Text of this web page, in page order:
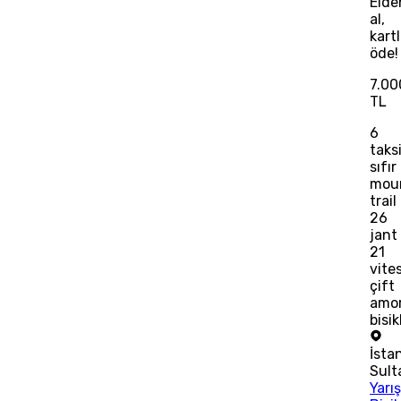
al,
öde!
TL
6
sıfır
trail
26
jant
21
çift
Yarış